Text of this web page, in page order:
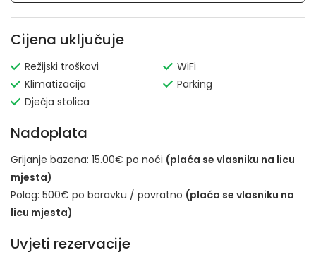
Cijena uključuje
Režijski troškovi
Klimatizacija
Dječja stolica
WiFi
Parking
Nadoplata
Grijanje bazena: 15.00€ po noći (plaća se vlasniku na licu
mjesta)
Polog: 500€ po boravku / povratno (plaća se vlasniku na
licu mjesta)
Uvjeti rezervacije